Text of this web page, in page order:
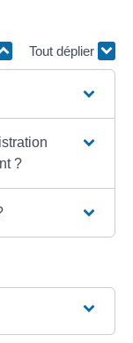
Tout déplier
?